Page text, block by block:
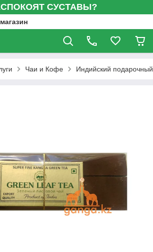
СУСТАВЫ?
Чаи и Кофе Индийский